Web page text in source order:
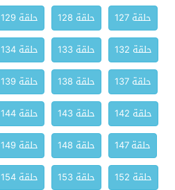
حلقة 127
حلقة 128 حلقة 129
حلقة 132
حلقة 133 حلقة 134
حلقة 137
حلقة 138 حلقة 139
حلقة 142
حلقة 143 حلقة 144
حلقة 147
حلقة 148 حلقة 149
حلقة 152
حلقة 153 حلقة 154